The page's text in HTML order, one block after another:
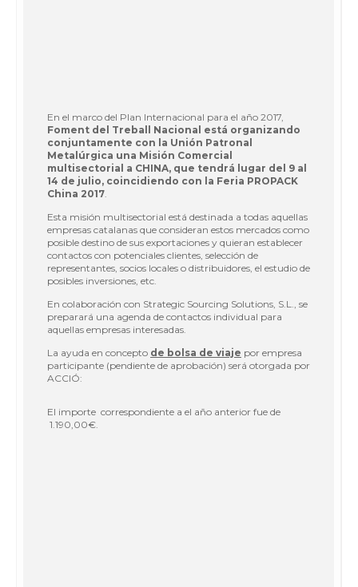
En el marco del Plan Internacional para el año 2017,
Foment del Treball Nacional está organizando
conjuntamente con la Unión Patronal
Metalúrgica una Misión Comercial
multisectorial a CHINA, que tendrá lugar del 9 al
14 de julio, coincidiendo con la Feria PROPACK
China 2017
Esta misión multisectorial está destinada a todas aquellas
empresas catalanas que consideran estos mercados como
posible destino de sus exportaciones y quieran establecer
contactos con potenciales clientes, selección de
representantes, socios locales o distribuidores, el estudio de
posibles inversiones, etc.
En colaboración con Strategic Sourcing Solutions, S.L., se
preparará una agenda de contactos individual para
aquellas empresas interesadas.
La ayuda en concepto de bolsa de viaje por empresa
participante (pendiente de aprobación) será otorgada por
ACCIÓ:
El importe correspondiente a el año anterior fue de
1.190,00€.